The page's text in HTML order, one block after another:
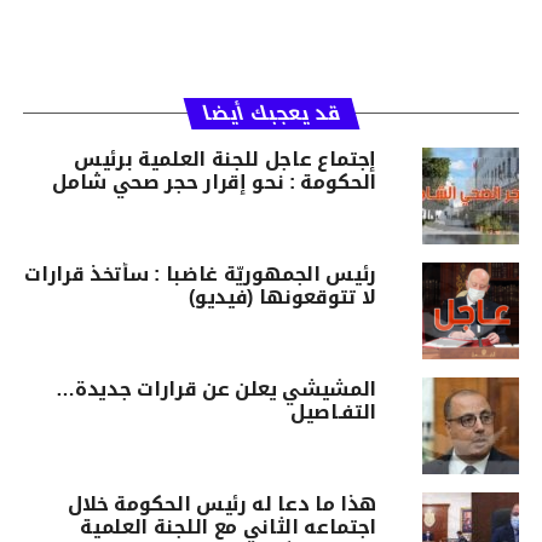
قد يعجبك أيضا
إجتماع عاجل للجنة العلمية برئيس
الحكومة : نحو إقرار حجر صحي شامل
رئيس الجمهوريّة غاضبا : سأتخذ قرارات
لا تتوقعونها (فيديو)
المشيشي يعلن عن قرارات جديدة…
التفـاصيل
هذا ما دعا له رئيس الحكومة خلال
اجتماعه الثاني مع اللجنة العلمية